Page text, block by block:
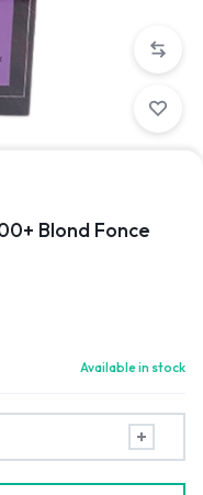
Blond Fonce
Available in stock